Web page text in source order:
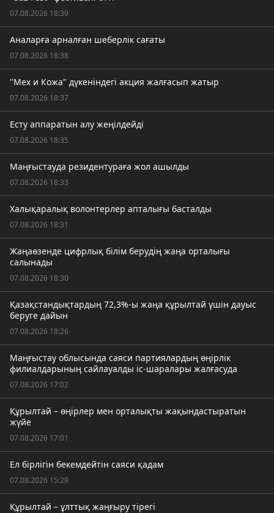
07.08.2026 18:39
Аналарға арналған шеберлік сағаты
07.08.2026 18:38
"Мех и Кожа" дүкеніндегі акция жалғасып жатыр
07.08.2026 18:37
Есту аппаратын алу жеңілдейді
07.08.2026 18:35
Маңғыстауда резидентураға жол ашылды
07.08.2026 18:33
Халықаралық волонтерлер апталығы басталды
07.08.2026 18:31
Жаңаөзенде цифрлық білім берудің жаңа орталығы
салынады
07.08.2026 18:30
Қазақстандықтардың 72,3%-ы жаңа құрылтай үшін дауыс
беруге дайын
07.08.2026 18:26
Маңғыстау облысында саяси партиялардың өңірлік
филиалдарының сайлауалды іс-шаралары жалғасуда
07.08.2026 17:02
Құрылтай – өңірлер мен орталықты жақындастыратын
жүйе
07.08.2026 17:01
Ел бірлігін бекемдейтін саяси қадам
07.08.2026 15:29
Құрылтай – ұлттық жаңғыру тірегі